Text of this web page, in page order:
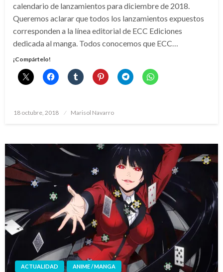
calendario de lanzamientos para diciembre de 2018.
Queremos aclarar que todos los lanzamientos expuestos
corresponden a la línea editorial de ECC Ediciones
dedicada al manga. Todos conocemos que ECC…
¡Compártelo!
Publicado
18 octubre, 2018 Marisol Navarro
ACTUALIDAD
ANIME / MANGA